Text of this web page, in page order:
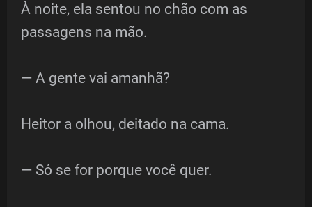
À noite, ela sentou no chão com as
passagens na mão.
— A gente vai amanhã?
Heitor a olhou, deitado na cama.
— Só se for porque você quer.